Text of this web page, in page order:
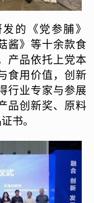
发的《党参脯》
酱》等十余款食
产品依托上党本
食用价值，创新
行业专家与参展
品创新奖、原料
书。